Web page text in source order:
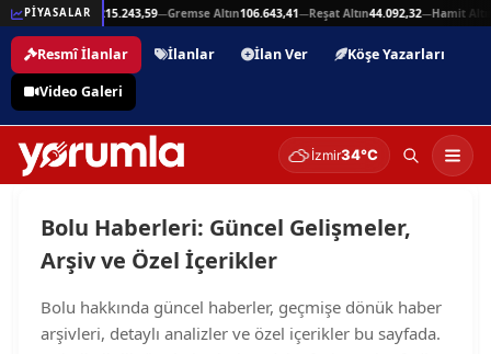
PİYASALAR
—Beşli Altın 215.243,59—Gremse Altın106.643,41—Reşat Altın44.092,32—Hamit Altın
Resmî İlanlar İlanlar İlan Ver
Köşe Yazarları
Video Galeri
İzmir34°C
Bolu Haberleri: Güncel Gelişmeler,
Arşiv ve Özel İçerikler
Bolu hakkında güncel haberler, geçmişe dönük haber
arşivleri, detaylı analizler ve özel içerikler bu sayfada.